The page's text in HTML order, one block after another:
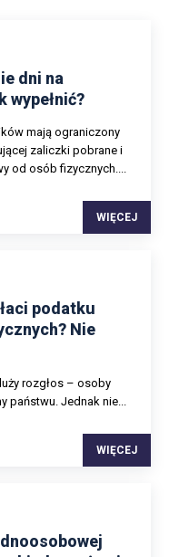
dni na
wypełnić?
mają ograniczony
zaliczki pobrane i
od osób fizycznych....
WIĘCEJ
podatku
Nie
rozgłos – osoby
państwu. Jednak nie...
WIĘCEJ